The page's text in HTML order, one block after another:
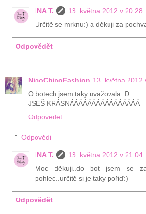
INA T.
13. května 2012 v 20:28
Určitě se mrknu:) a děkuji za
Odpovědět
NicoChicoFashion 13. května 2012
O botech jsem taky uvažovala :D
JSEŠ KRÁSNÁÁÁÁÁÁÁÁÁÁÁÁÁÁÁÁ
Odpovědět
Odpovědi
INA T.
13. května 2012 v 21:04
Moc děkuji..do bot jsem se
pohled..určitě si je taky pořiď:)
Odpovědět